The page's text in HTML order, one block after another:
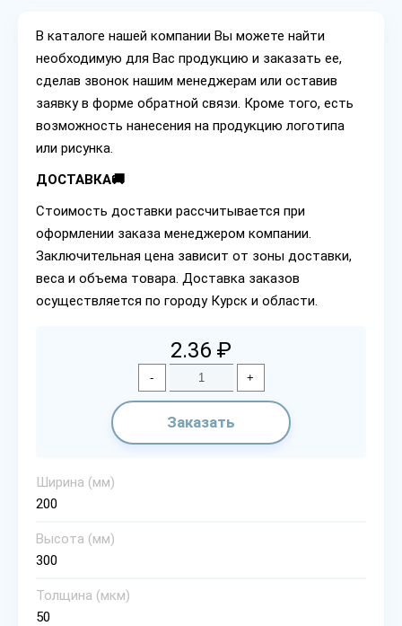
В каталоге нашей компании Вы можете найти
необходимую для Вас продукцию и заказать ее,
сделав звонок нашим менеджерам или оставив
заявку в форме обратной связи. Кроме того, есть
возможность нанесения на продукцию логотипа
или рисунка.
ДОСТАВКА🚚
Стоимость доставки рассчитывается при
оформлении заказа менеджером компании.
Заключительная цена зависит от зоны доставки,
веса и объема товара. Доставка заказов
осуществляется по городу Курск и области.
2.36 ₽
- +
Заказать
Ширина (мм)
200
Высота (мм)
300
Толщина (мкм)
50